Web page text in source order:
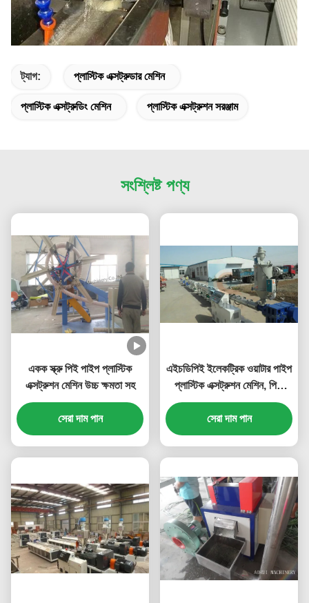
ট্যাগ: প্লাস্টিক এক্সট্রুডার মেশিন
প্লাস্টিক এক্সট্রুডিং মেশিন প্লাস্টিক এক্সট্রুশন সরঞ্জাম
সংশ্লিষ্ট পণ্য
একক স্ক্রু পিই পাইপ প্লাস্টিক
এক্সট্রুশন মেশিন উচ্চ ক্ষমতা সহ
সেরা দাম পান
এইচডিপিই ইলেকট্রিক ওয়াটার পাইপ
প্লাস্টিক এক্সট্রুশন মেশিন, পিপি
ড্রেনেজ পাইপ এক্সট্রুডার
সেরা দাম পান